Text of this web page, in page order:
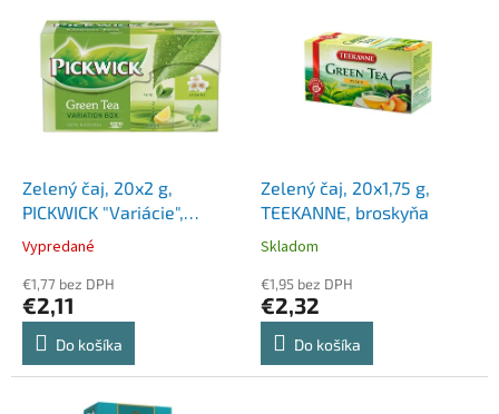
Zelený čaj, 20x2 g,
PICKWICK "Variácie",
citrón, jazmín, earl grey,
mäta
Vypredané
€1,77 bez DPH
€2,11
Do košíka
Zelený čaj, 20x1,75 g,
TEEKANNE, broskyňa
Skladom
€1,95 bez DPH
€2,32
Do košíka